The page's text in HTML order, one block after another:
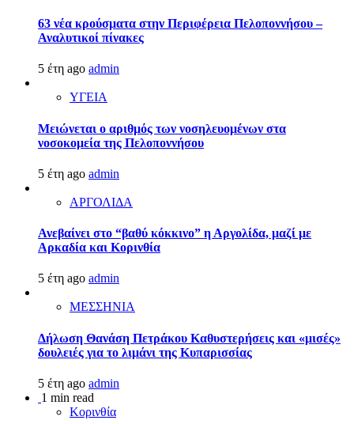
63 νέα κρούσματα στην Περιφέρεια Πελοποννήσου –
Αναλυτικοί πίνακες
5 έτη ago admin
ΥΓΕΙΑ
Μειώνεται ο αριθμός των νοσηλευομένων στα
νοσοκομεία της Πελοποννήσου
5 έτη ago admin
ΑΡΓΟΛΙΔΑ
Ανεβαίνει στο “βαθύ κόκκινο” η Αργολίδα, μαζί με
Αρκαδία και Κορινθία
5 έτη ago admin
ΜΕΣΣΗΝΙΑ
Δήλωση Θανάση Πετράκου Καθυστερήσεις και «μισές»
δουλειές για το λιμάνι της Κυπαρισσίας
5 έτη ago admin
1 min read
Κορινθία